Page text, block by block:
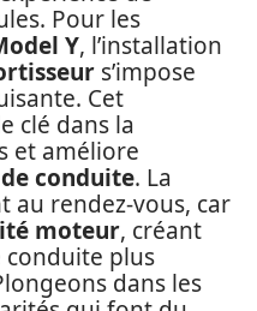
Pour les
Y, l’installation
s’impose
Cet
clé dans la
et améliore
conduite. La
au rendez-vous, car
moteur, créant
conduite plus
dans les